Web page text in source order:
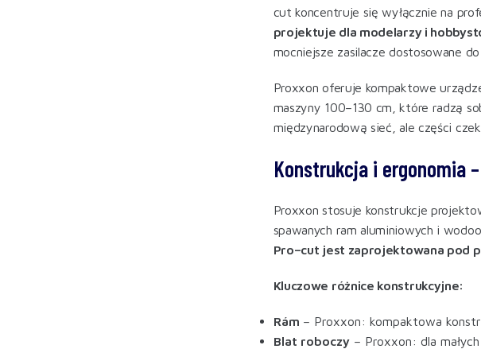
cut koncentruje się wyłącznie na
projektuje dla modelarzy i
mocniejsze zasilacze dostosowane
Proxxon oferuje kompaktowe
maszyny 100–130 cm, które radzą
międzynarodową sieć, ale części
Konstrukcja i ergonomia
Proxxon stosuje konstrukcje
spawanych ram aluminiowych i
Pro–cut jest zaprojektowana pod
Kluczowe różnice konstrukcyjne:
Rám – Proxxon: kompaktowa
Blat roboczy– Proxxon: dla